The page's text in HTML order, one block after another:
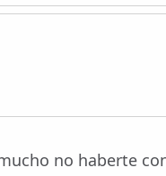
no haberte